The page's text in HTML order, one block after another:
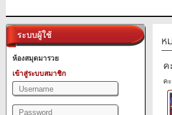
ระบบผู้ใช้
ห้องสมุดมารวย
เข้าสู่ระบบสมาชิก
ห
ค
ค